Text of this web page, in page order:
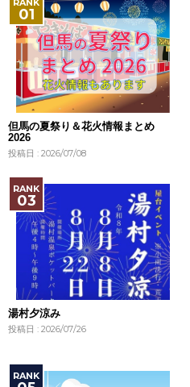
但馬の夏祭り＆花火情報まとめ
2026
投稿日 : 2026/07/08
湯村夕涼み
投稿日 : 2026/07/26